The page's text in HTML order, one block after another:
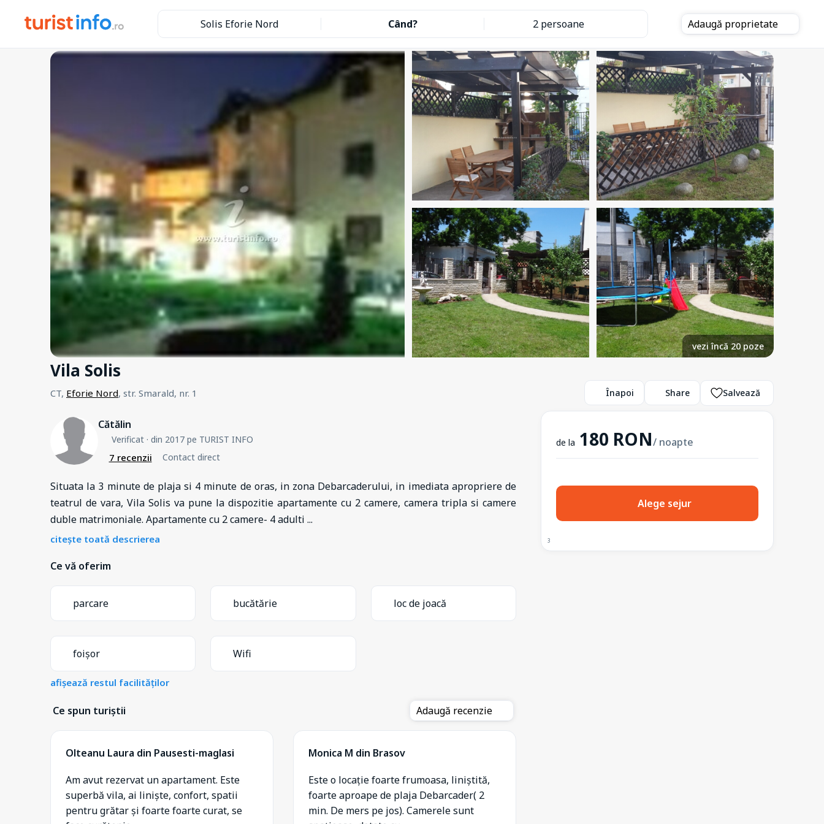
Solis Eforie Nord Când? 2 persoane Adaugă proprietate
vezi încă 20 poze
Vila Solis
CT, Eforie Nord, str. Smarald, nr. 1 Înapoi Share Salvează
Cătălin
Verificat· din 2017 pe TURIST INFO
7 recenzii Contact direct
Situata la 3 minute de plaja si 4 minute de oras, in zona Debarcaderului, in imediata apropriere de
teatrul de vara, Vila Solis va pune la dispozitie apartamente cu 2 camere, camera tripla si camere
duble matrimoniale. Apartamente cu 2 camere- 4 adulti ...
citește toată descrierea
Ce vă oferim
parcare bucătărie loc de joacă
foișor Wifi
afișează restul facilităților
Ce spun turiștii Adaugă recenzie
Olteanu Laura din Pausesti-maglasi
Am avut rezervat un apartament. Este
superbă vila, ai liniște, confort, spatii
pentru grătar și foarte foarte curat, se
Monica M din Brasov
Este o locație foarte frumoasa, liniștită,
foarte aproape de plaja Debarcader( 2
min. De mers pe jos). Camerele sunt
de la 180 RON/ noapte
Alege sejur
3